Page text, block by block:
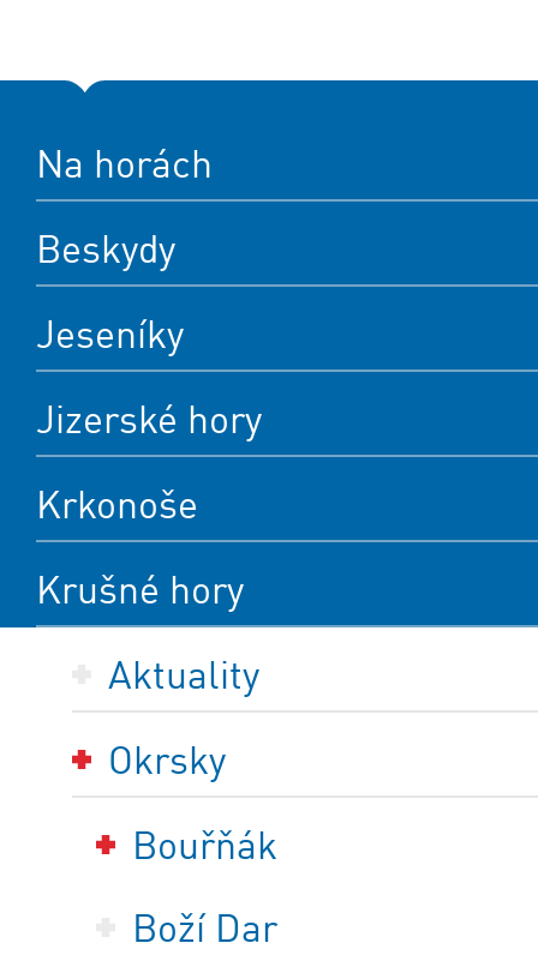
Na horách
Beskydy
Jeseníky
Jizerské hory
Krkonoše
Krušné hory
Aktuality
Okrsky
Bouřňák
Boží Dar